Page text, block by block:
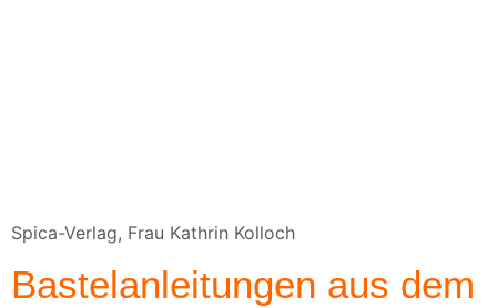
Spica-Verlag, Frau Kathrin Kolloch
Bastelanleitungen aus dem